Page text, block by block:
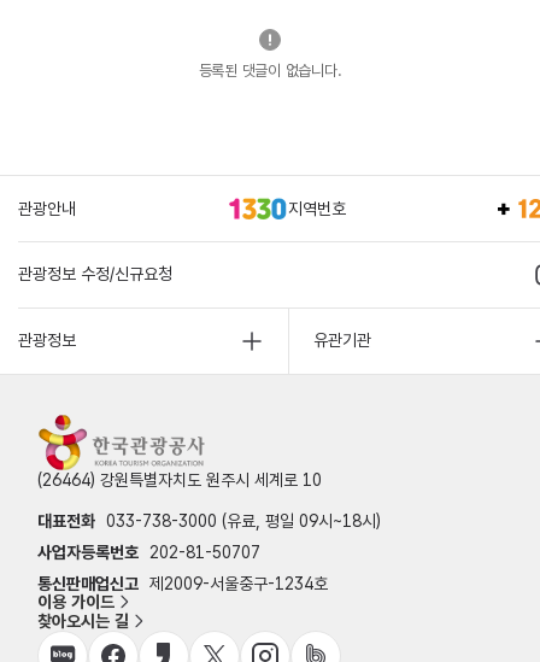
등록된 댓글이 없습니다.
관광안내 지역번호
관광정보 수정/신규요청
관광정보 유관기관
(26464) 강원특별자치도 원주시 세계로 10
대표전화 033-738-3000 (유료, 평일 09시~18시)
사업자등록번호
202-81-50707
통신판매업신고 제2009-서울중구-1234호
이용 가이드
찾아오시는 길